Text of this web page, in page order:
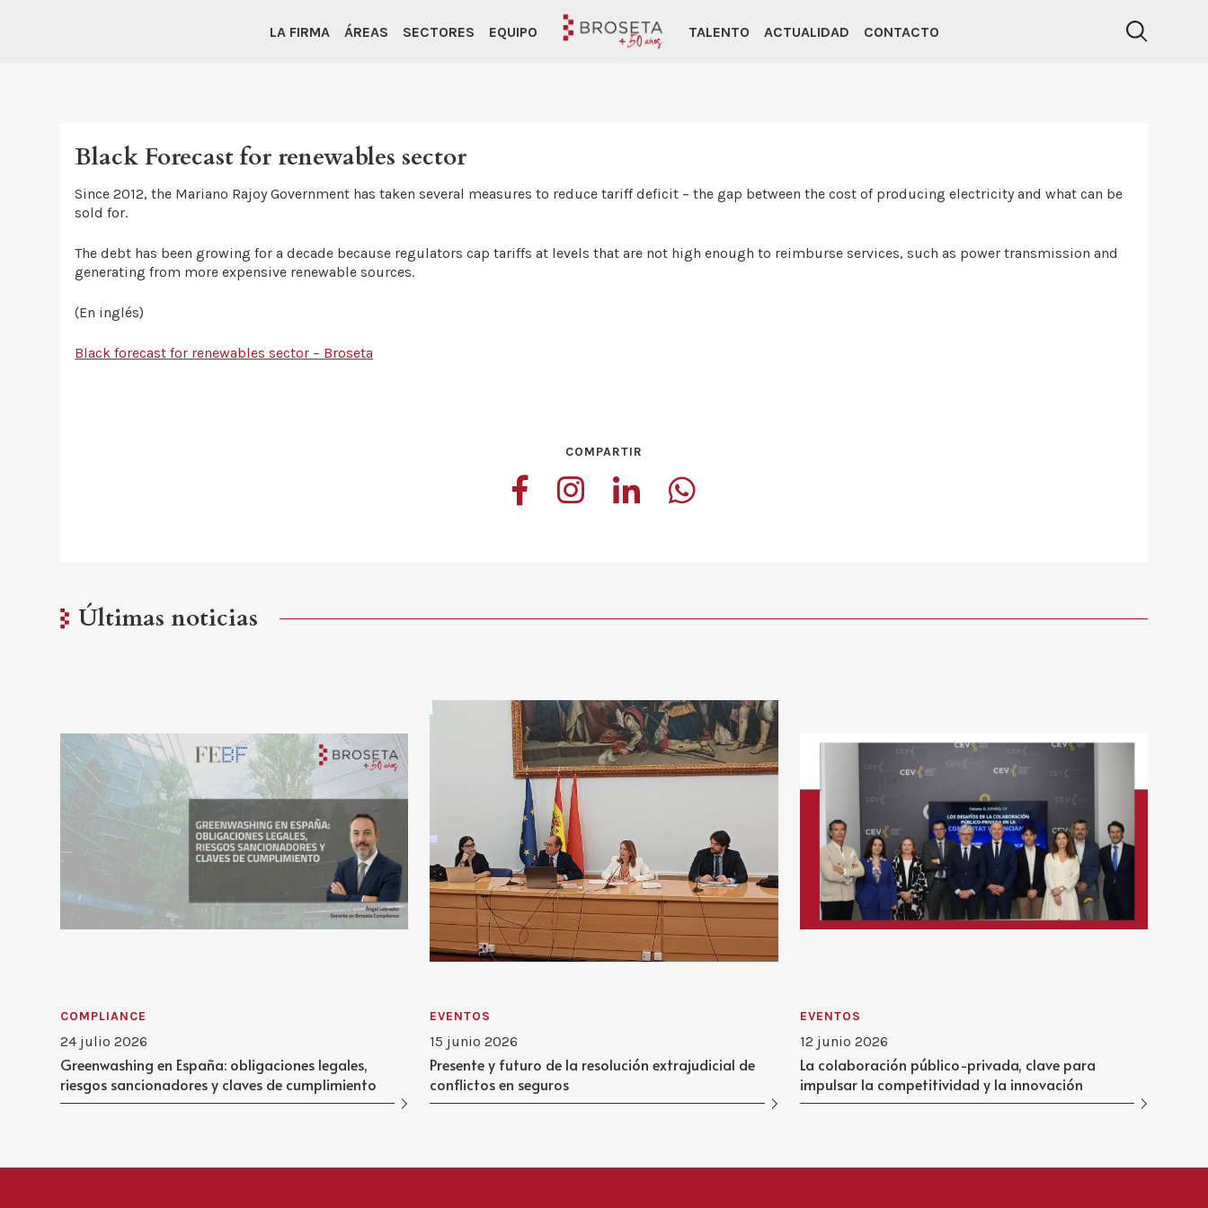
LA FIRMA ÁREAS SECTORES EQUIPO TALENTO ACTUALIDAD CONTACTO
Black Forecast for renewables sector
Since 2012, the Mariano Rajoy Government has taken several measures to reduce tariff deficit – the gap between the cost of producing electricity and what can be
sold for.
The debt has been growing for a decade because regulators cap tariffs at levels that are not high enough to reimburse services, such as power transmission and
generating from more expensive renewable sources.
(En inglés)
Black forecast for renewables sector – Broseta
COMPARTIR
Últimas noticias
COMPLIANCE
24 julio 2026
Greenwashing en España: obligaciones legales,
riesgos sancionadores y claves de cumplimiento
EVENTOS
15 junio 2026
Presente y futuro de la resolución extrajudicial de
conflictos en seguros
EVENTOS
12 junio 2026
La colaboración público-privada, clave para
impulsar la competitividad y la innovación